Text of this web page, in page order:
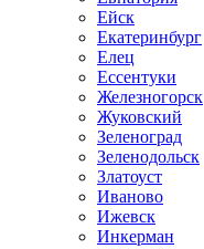
Ейск
Екатеринбург
Елец
Ессентуки
Железногорск
Жуковский
Зеленоград
Зеленодольск
Златоуст
Иваново
Ижевск
Инкерман